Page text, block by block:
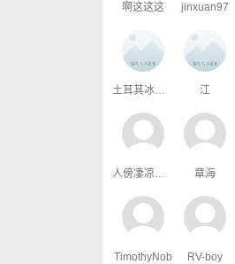
啊这这这 jinxuan97
江
章海
TimothyNob RV-boy